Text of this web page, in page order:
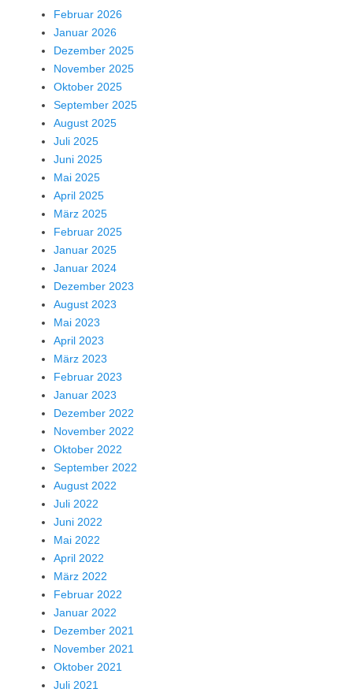
Februar 2026
Januar 2026
Dezember 2025
November 2025
Oktober 2025
September 2025
August 2025
Juli 2025
Juni 2025
Mai 2025
April 2025
März 2025
Februar 2025
Januar 2025
Januar 2024
Dezember 2023
August 2023
Mai 2023
April 2023
März 2023
Februar 2023
Januar 2023
Dezember 2022
November 2022
Oktober 2022
September 2022
August 2022
Juli 2022
Juni 2022
Mai 2022
April 2022
März 2022
Februar 2022
Januar 2022
Dezember 2021
November 2021
Oktober 2021
Juli 2021